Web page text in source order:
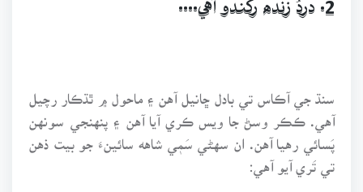
2. دردُ زنده رکندو آهي....
سنڌ جي آڪاس تي بادل ڇانيل آهن ۽ ماحول ۾ ٿڌڪار رچيل
آهي. ڪڪر وسڻ جا ويس ڪري آيا آهن ۽ پنهنجي سونهن
پَسائي رهيا آهن. ان سهڻي سَمٖي شاهه سائينءَ جو بيت ذهن
تي تَري آيو آهي: